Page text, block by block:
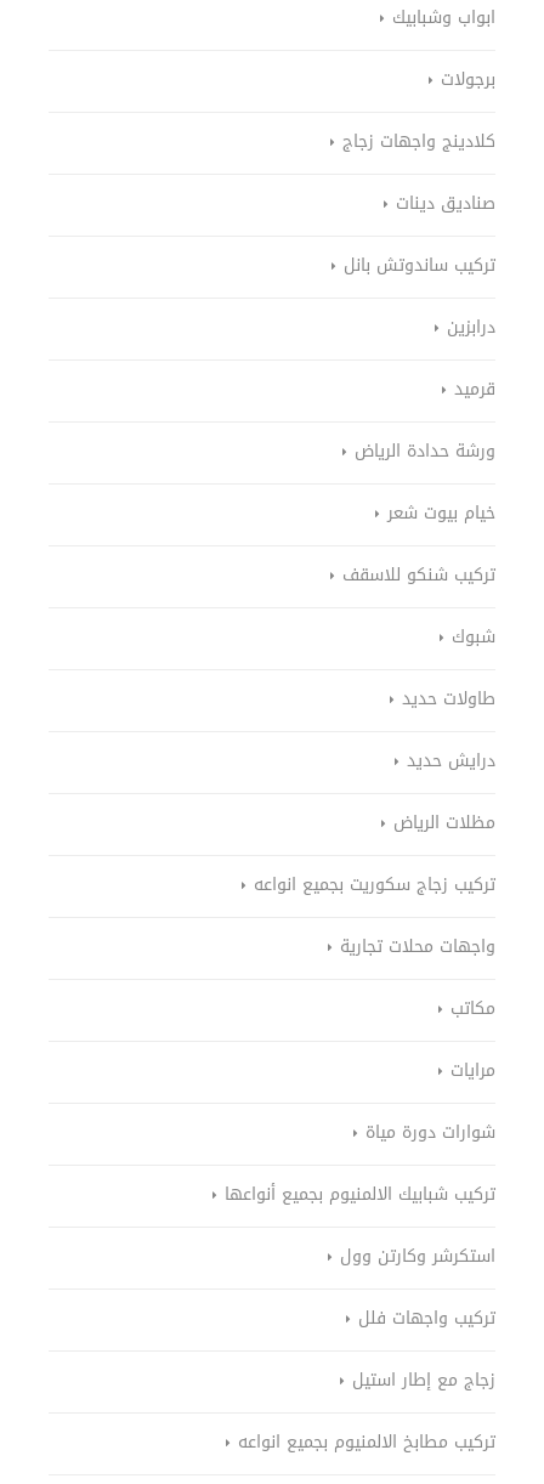
ابواب وشبابيك
برجولات
كلادينج واجهات زجاج
صناديق دينات
تركيب ساندوتش بانل
درابزين
قرميد
ورشة حدادة الرياض
خيام بيوت شعر
تركيب شنكو للاسقف
شبوك
طاولات حديد
درايش حديد
مظلات الرياض
تركيب زجاج سكوريت بجميع انواعه
واجهات محلات تجارية
مكاتب
مرايات
شوارات دورة مياة
تركيب شبابيك الالمنيوم بجميع أنواعها
استكرشر وكارتن وول
تركيب واجهات فلل
زجاج مع إطار استيل
تركيب مطابخ الالمنيوم بجميع انواعه